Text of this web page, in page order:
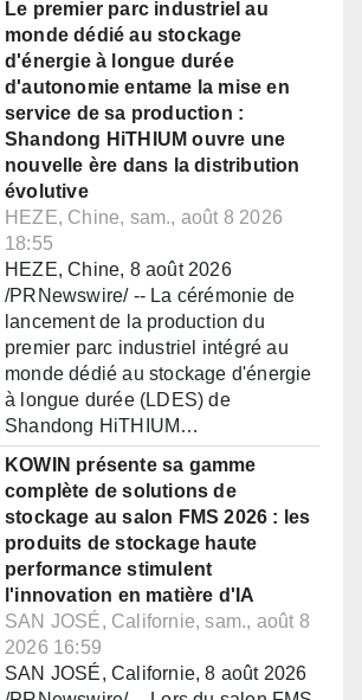
Le premier parc industriel au
monde dédié au stockage
d'énergie à longue durée
d'autonomie entame la mise en
service de sa production :
Shandong HiTHIUM ouvre une
nouvelle ère dans la distribution
évolutive
HEZE, Chine, sam., août 8 2026
18:55
HEZE, Chine, 8 août 2026
/PRNewswire/ -- La cérémonie de
lancement de la production du
premier parc industriel intégré au
monde dédié au stockage d'énergie
à longue durée (LDES) de
Shandong HiTHIUM…
KOWIN présente sa gamme
complète de solutions de
stockage au salon FMS 2026 : les
produits de stockage haute
performance stimulent
l'innovation en matière d'IA
SAN JOSÉ, Californie, sam., août 8
2026 16:59
SAN JOSÉ, Californie, 8 août 2026